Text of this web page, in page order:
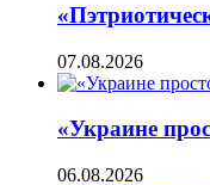
07.08.2026
«Украине
06.08.2026